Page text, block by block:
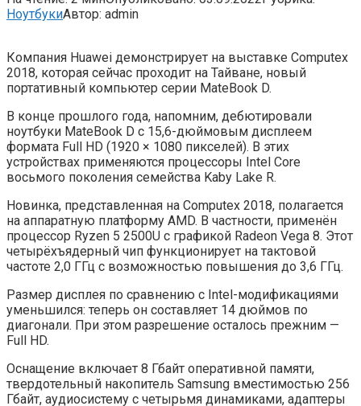
НоутбукиАвтор: admin
Компания Huawei демонстрирует на выставке Computex
2018, которая сейчас проходит на Тайване, новый
портативный компьютер серии MateBook D.
В конце прошлого года, напомним, дебютировали
ноутбуки MateBook D с 15,6-дюймовым дисплеем
формата Full HD (1920 × 1080 пикселей). В этих
устройствах применяются процессоры Intel Core
восьмого поколения семейства Kaby Lake R.
Новинка, представленная на Computex 2018, полагается
на аппаратную платформу AMD. В частности, применён
процессор Ryzen 5 2500U с графикой Radeon Vega 8. Этот
четырёхъядерный чип функционирует на тактовой
частоте 2,0 ГГц с возможностью повышения до 3,6 ГГц.
Размер дисплея по сравнению с Intel-модификациями
уменьшился: теперь он составляет 14 дюймов по
диагонали. При этом разрешение осталось прежним —
Full HD.
Оснащение включает 8 Гбайт оперативной памяти,
твердотельный накопитель Samsung вместимостью 256
Гбайт, аудиосистему с четырьмя динамиками, адаптеры